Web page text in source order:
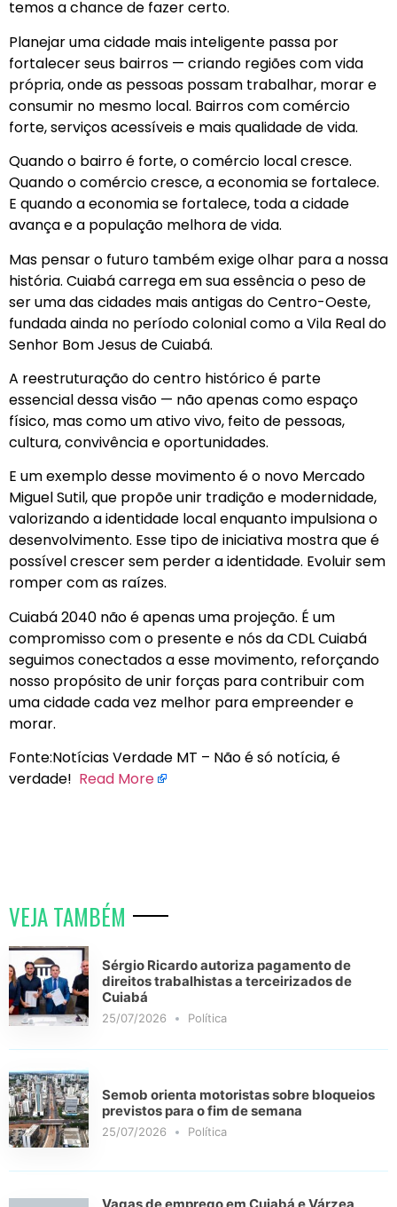
temos a chance de fazer certo.
Planejar uma cidade mais inteligente passa por
fortalecer seus bairros — criando regiões com vida
própria, onde as pessoas possam trabalhar, morar e
consumir no mesmo local. Bairros com comércio
forte, serviços acessíveis e mais qualidade de vida.
Quando o bairro é forte, o comércio local cresce.
Quando o comércio cresce, a economia se fortalece.
E quando a economia se fortalece, toda a cidade
avança e a população melhora de vida.
Mas pensar o futuro também exige olhar para a nossa
história. Cuiabá carrega em sua essência o peso de
ser uma das cidades mais antigas do Centro-Oeste,
fundada ainda no período colonial como a Vila Real do
Senhor Bom Jesus de Cuiabá.
A reestruturação do centro histórico é parte
essencial dessa visão — não apenas como espaço
físico, mas como um ativo vivo, feito de pessoas,
cultura, convivência e oportunidades.
E um exemplo desse movimento é o novo Mercado
Miguel Sutil, que propõe unir tradição e modernidade,
valorizando a identidade local enquanto impulsiona o
desenvolvimento. Esse tipo de iniciativa mostra que é
possível crescer sem perder a identidade. Evoluir sem
romper com as raízes.
Cuiabá 2040 não é apenas uma projeção. É um
compromisso com o presente e nós da CDL Cuiabá
seguimos conectados a esse movimento, reforçando
nosso propósito de unir forças para contribuir com
uma cidade cada vez melhor para empreender e
morar.
Fonte:Notícias Verdade MT – Não é só notícia, é
verdade! Read More
VEJA TAMBÉM
Sérgio Ricardo autoriza pagamento de
direitos trabalhistas a terceirizados de
Cuiabá
25/07/2026 Política
Semob orienta motoristas sobre bloqueios
previstos para o fim de semana
25/07/2026 Política
Vagas de emprego em Cuiabá e Várzea